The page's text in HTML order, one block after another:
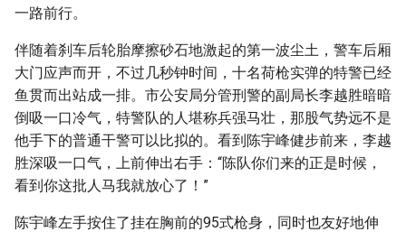
一路前行。
伴随着刹车后轮胎摩擦砂石地激起的第一波尘土，警车后厢
大门应声而开，不过几秒钟时间，十名荷枪实弹的特警已经
鱼贯而出站成一排。市公安局分管刑警的副局长李越胜暗暗
倒吸一口冷气，特警队的人堪称兵强马壮，那股气势远不是
他手下的普通干警可以比拟的。看到陈宇峰健步前来，李越
胜深吸一口气，上前伸出右手：“陈队你们来的正是时候，
看到你这批人马我就放心了！”
陈宇峰左手按住了挂在胸前的95式枪身，同时也友好地伸